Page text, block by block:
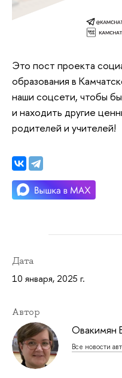
Это пост проекта
образования в
наши соцсети, чтобы
и находить другие
родителей и учителей!
Дата
10 января, 2025 г.
Автор
Овакимян
Все новости